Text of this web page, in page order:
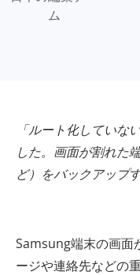
ム
「ルート化していな
した。画面が割れた
ど）をバックアップ
Samsung端末の画面
ージや連絡先などの